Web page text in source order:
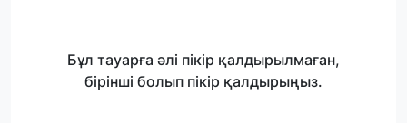
Бұл тауарға әлі пікір қалдырылмаған,
бірінші болып пікір қалдырыңыз.